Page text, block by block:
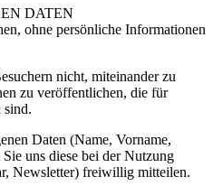
DATEN
ohne persönliche Informationen
nicht, miteinander zu
zu veröffentlichen, die für
sind.
Daten (Name, Vorname,
uns diese bei der Nutzung
Newsletter) freiwillig mitteilen.